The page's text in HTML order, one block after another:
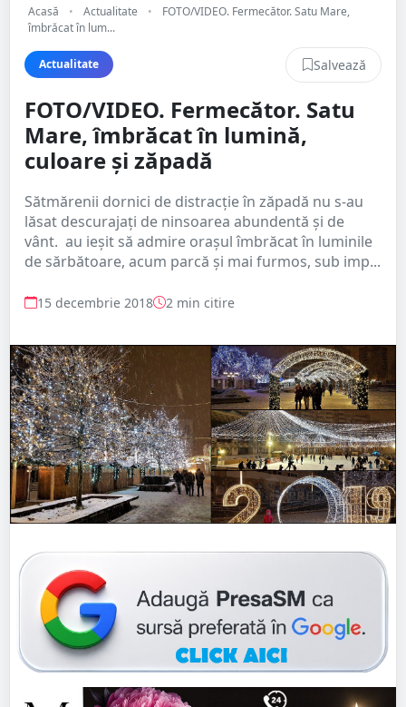
Acasă • Actualitate •
FOTO/VIDEO. Fermecător. Satu Mare,
îmbrăcat în lum...
Actualitate Salvează
FOTO/VIDEO. Fermecător. Satu
Mare, îmbrăcat în lumină,
culoare și zăpadă
Sătmărenii dornici de distracție în zăpadă nu s-au
lăsat descurajați de ninsoarea abundentă și de
vânt. au ieșit să admire orașul îmbrăcat în luminile
de sărbătoare, acum parcă și mai furmos, sub imp...
15 decembrie 2018 2 min citire